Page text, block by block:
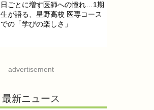
日ごとに増す医師への憧れ…1期
生が語る、星野高校 医専コース
での「学びの楽しさ」
advertisement
最新ニュース